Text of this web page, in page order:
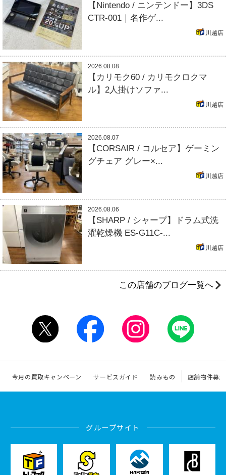
【Nintendo / ニンテンドー】3DS
CTR-001｜名作ゲ...
川越店
2026.08.08
【カリモク60 / カリモクロクマ
ル】2人掛けソファ...
川越店
2026.08.07
【CORSAIR / コルセア】ゲーミン
グチェア グレー×...
川越店
2026.08.06
【SHARP / シャープ】ドラム式洗
濯乾燥機 ES-G11C-...
川越店
この店舗のブログ一覧へ
今月の買取キャンペーン サービスガイド 読みもの 店舗物件募集
グループサイト